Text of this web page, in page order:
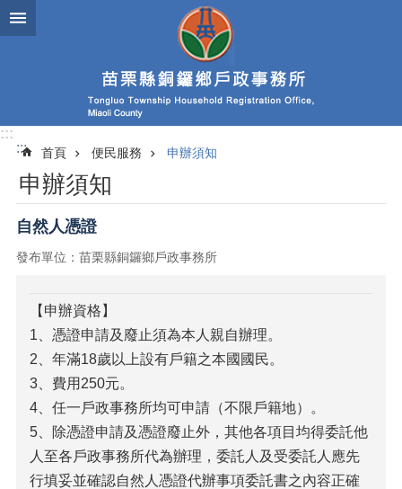
跳到主要內容區塊
:::
:::
首頁 便民服務 申辦須知
申辦須知
自然人憑證
發布單位：苗栗縣銅鑼鄉戶政事務所
【申辦資格】
1、憑證申請及廢止須為本人親自辦理。
2、年滿18歲以上設有戶籍之本國國民。
3、費用250元。
4、任一戶政事務所均可申請（不限戶籍地）。
5、除憑證申請及憑證廢止外，其他各項目均得委託他
人至各戶政事務所代為辦理，委託人及受委託人應先
行填妥並確認自然人憑證代辦事項委託書之內容正確